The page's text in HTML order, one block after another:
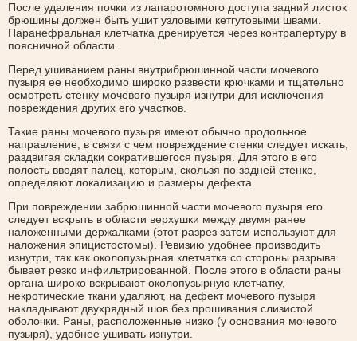
После удаления почки из лапаротомного доступа задний листок
брюшины должен быть ушит узловыми кетгутовыми швами.
Паранефральная клетчатка дренируется через контрапертуру в
поясничной области.
Перед ушиванием раны внутрибрюшинной части мочевого
пузыря ее необходимо широко развести крючками и тщательно
осмотреть стенку мочевого пузыря изнутри для исключения
повреждения других его участков.
Такие раны мочевого пузыря имеют обычно продольное
направление, в связи с чем повреждение стенки следует искать,
раздвигая складки сократившегося пузыря. Для этого в его
полость вводят палец, которым, скользя по задней стенке,
определяют локализацию и размеры дефекта.
При повреждении забрюшинной части мочевого пузыря его
следует вскрыть в области верхушки между двумя ранее
наложенными держалками (этот разрез затем используют для
наложения эпицистостомы). Ревизию удобнее производить
изнутри, так как околопузырная клетчатка со стороны разрыва
бывает резко инфильтрированной. После этого в области раны
органа широко вскрывают околопузырную клетчатку,
некротические ткани удаляют, на дефект мочевого пузыря
накладывают двухрядный шов без прошивания слизистой
оболочки. Раны, расположенные низко (у основания мочевого
пузыря), удобнее ушивать изнутри.